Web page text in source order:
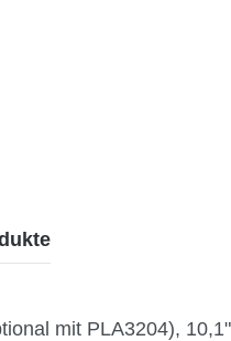
mit PLA3204),